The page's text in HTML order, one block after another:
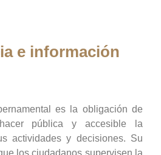
e información
es la obligación de
pública y accesible la
actividades y decisiones. Su
los ciudadanos supervisen la